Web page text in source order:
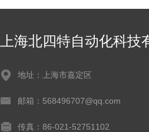
上海北四特自动化科技
地址：上海市嘉定区
邮箱：568496707@qq.com
传真：86-021-52751102